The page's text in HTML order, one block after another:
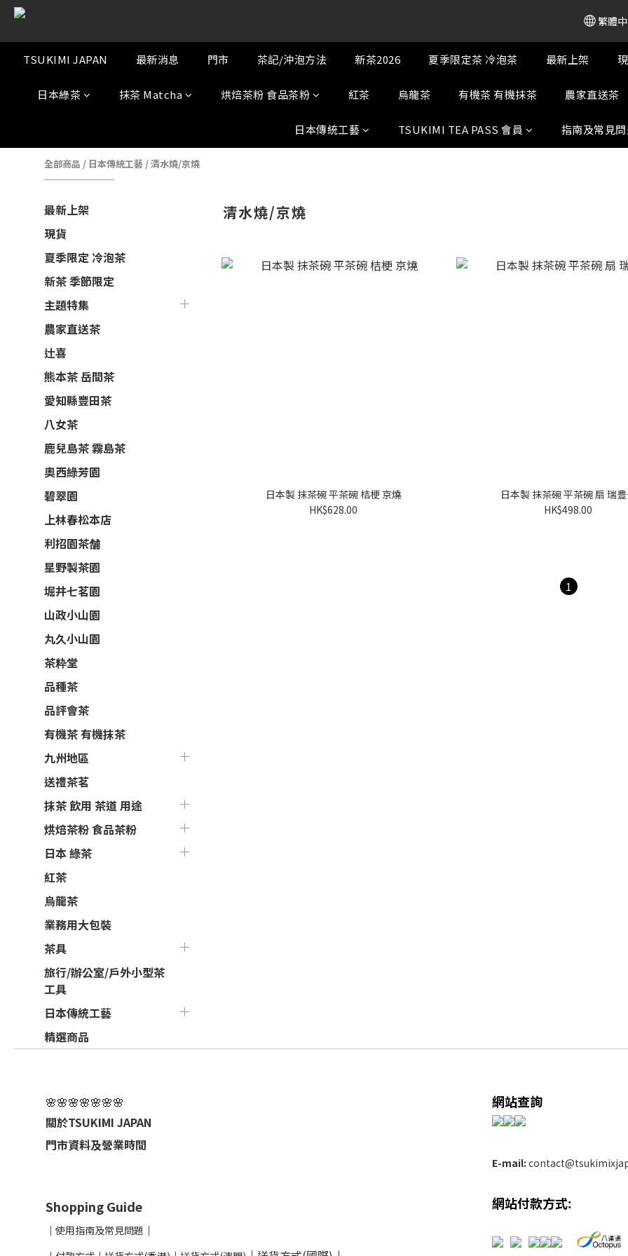
繁體
TSUKIMI JAPAN 最新消息 門市 茶記/沖泡方法 新茶2026 夏季限定茶 冷泡茶 最新上架
日本綠茶 抹茶 Matcha 烘焙茶粉 食品茶粉 紅茶 烏龍茶 有機茶 有機抹茶 農家直送茶
日本傳統工藝 TSUKIMI TEA PASS 會員 指南及常見
全部商品 / 日本傳統工藝 /清水燒/京燒
最新上架
現貨
夏季限定 冷泡茶
新茶 季節限定
主題特集
農家直送茶
辻喜
熊本茶 岳間茶
愛知縣豐田茶
八女茶
鹿兒島茶 霧島茶
奧西綠芳園
碧翠園
上林春松本店
利招園茶舗
星野製茶園
堀井七茗園
山政小山園
丸久小山園
茶粋堂
品種茶
品評會茶
有機茶 有機抹茶
九州地區
送禮茶茗
抹茶 飲用 茶道 用途
烘焙茶粉 食品茶粉
日本 綠茶
紅茶
烏龍茶
業務用大包裝
茶具
旅行/辦公室/戶外小型茶
工具
日本傳統工藝
精選商品
清水燒/京燒
日本製 抹茶碗 平茶碗 桔梗 京燒
HK$628.00
日本製 抹茶碗 平茶碗 扇 瑞
HK$498.00
1
🌸🌸🌸🌸🌸🌸🌸
關於TSUKIMI JAPAN
門市資料及營業時間
網站查詢
E-mail:
Shopping Guide
│ 使用指南及常見問題 │
網站付款方式: